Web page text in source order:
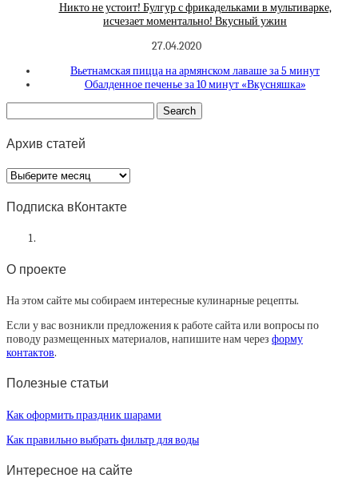
Никто не устоит! Булгур с фрикадельками в мультиварке,
исчезает моментально! Вкусный ужин
27.04.2020
Вьетнамская пицца на армянском лаваше за 5 минут
Обалденное печенье за 10 минут «Вкусняшка»
Архив статей
Архив
статей
Подписка вКонтакте
О проекте
На этом сайте мы собираем интересные кулинарные рецепты.
Если у вас возникли предложения к работе сайта или вопросы по
поводу размещенных материалов, напишите нам через форму
контактов.
Полезные статьи
Как оформить праздник шарами
Как правильно выбрать фильтр для воды
Интересное на сайте